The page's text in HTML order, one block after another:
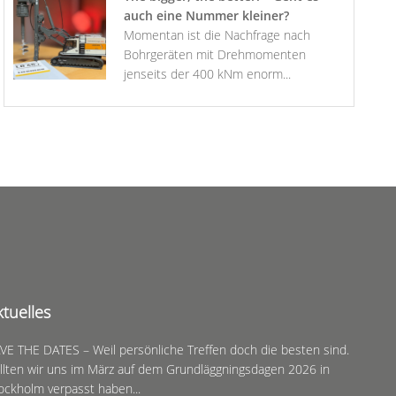
auch eine Nummer kleiner?
Momentan ist die Nachfrage nach
Bohrgeräten mit Drehmomenten
jenseits der 400 kNm enorm...
THE DATES – Weil persönliche Treffen doch die besten sind.
wir uns im März auf dem Grundläggningsdagen 2026 in
verpasst haben...